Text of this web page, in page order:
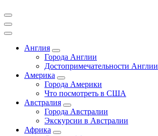
Англия
Города Англии
Достопримечательности Англии
Америка
Города Америки
Что посмотреть в США
Австралия
Города Австралии
Экскурсии в Австралии
Африка